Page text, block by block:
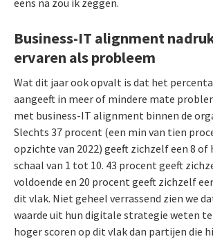
eens na zou ik zeggen.
Business-IT alignment
ervaren als probleem
Wat dit jaar ook opvalt is dat het
aangeeft in meer of mindere mate
met business-IT alignment binnen de
Slechts 37 procent (een min van tien
opzichte van 2022) geeft zichzelf een 8 of
schaal van 1 tot 10. 43 procent geeft
voldoende en 20 procent geeft zichzelf
dit vlak. Niet geheel verrassend zien we
waarde uit hun digitale strategie weten
hoger scoren op dit vlak dan partijen die